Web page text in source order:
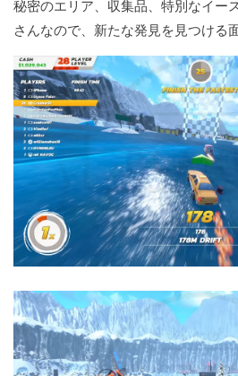
秘密のエリア、収集品、特別なイー
さんなので、新たな発見を見つける